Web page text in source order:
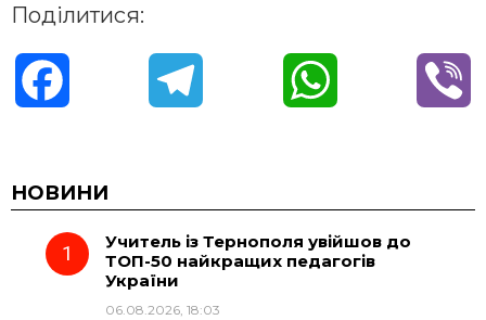
Поділитися:
c
e e t
НОВИНИ
Учитель із Тернополя увійшов до
ТОП-50 найкращих педагогів
України
06.08.2026, 18:03